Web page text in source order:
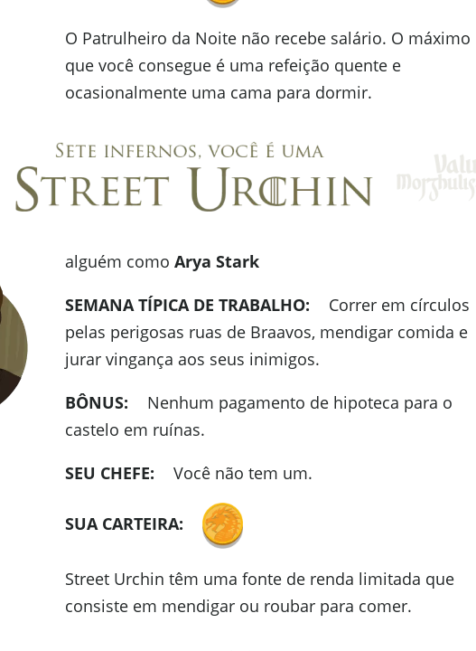
O Patrulheiro da Noite não recebe salário. O máximo
que você consegue é uma refeição quente e
ocasionalmente uma cama para dormir.
alguém como Arya Stark
SEMANA TÍPICA DE TRABALHO:
Correr em círculos
pelas perigosas ruas de Braavos, mendigar comida e
jurar vingança aos seus inimigos.
BÔNUS:
Nenhum pagamento de hipoteca para o
castelo em ruínas.
SEU CHEFE:
Você não tem um.
SUA CARTEIRA:
Street Urchin têm uma fonte de renda limitada que
consiste em mendigar ou roubar para comer.